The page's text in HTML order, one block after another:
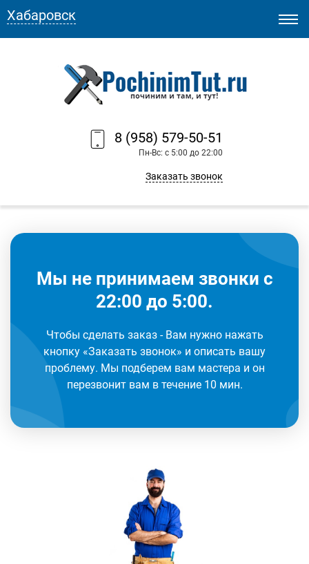
8 (958) 579-50-51
Пн-Вс: с 5:00 до 22:00
Заказать звонок
Хабаровск
Мы не принимаем звонки с
22:00 до 5:00.
Чтобы сделать заказ - Вам нужно нажать
кнопку «Заказать звонок» и описать вашу
проблему. Мы подберем вам мастера и он
перезвонит вам в течение 10 мин.